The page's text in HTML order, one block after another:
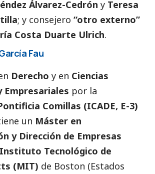
Álvarez-Cedrón y Teresa
; y consejero “otro externo”
Costa Duarte Ulrich.
Fau
Derecho y en Ciencias
Empresariales por la
Comillas (ICADE, E-3)
un Máster en
y Dirección de Empresas
Instituto Tecnológico de
(MIT) de Boston (Estados